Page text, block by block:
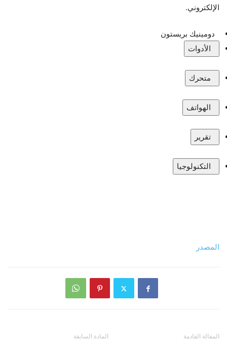
الإلكتروني.
دومينيك بريستون
الأدوات
متحرك
الهواتف
تقرير
التكنولوجيا
المصدر
المادة السابقة المقالة القادمة